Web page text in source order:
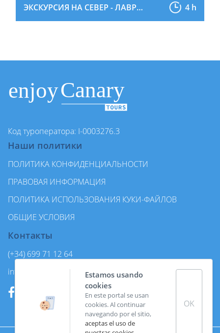
ЭКСКУРСИЯ НА СЕВЕР - ЛАВРОВЫЙ ЛЕС 4 h
Код туроператора: I-0003276.3
Наши политики
ПОЛИТИКА КОНФИДЕНЦИАЛЬНОСТИ
ПРАВОВАЯ ИНФОРМАЦИЯ
ПОЛИТИКА ИСПОЛЬЗОВАНИЯ КУКИ-ФАЙЛОВ
ОБЩИЕ УСЛОВИЯ
Контакты
(+34) 699 71 12 64
info@enjoycanarytours.comEstamos usando
cookies
En este portal se usan
cookies. Al continuar
navegando por el sitio,
aceptas el uso de
OK